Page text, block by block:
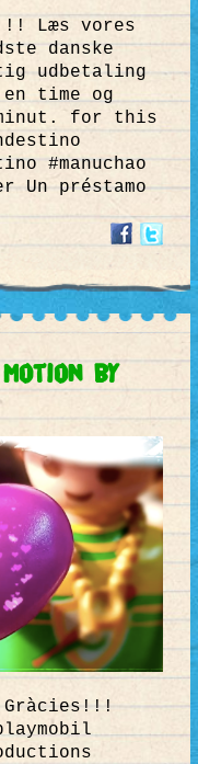
!! Læs vores
danske
udbetaling
time og
for this
#manuchao
Un préstamo
by